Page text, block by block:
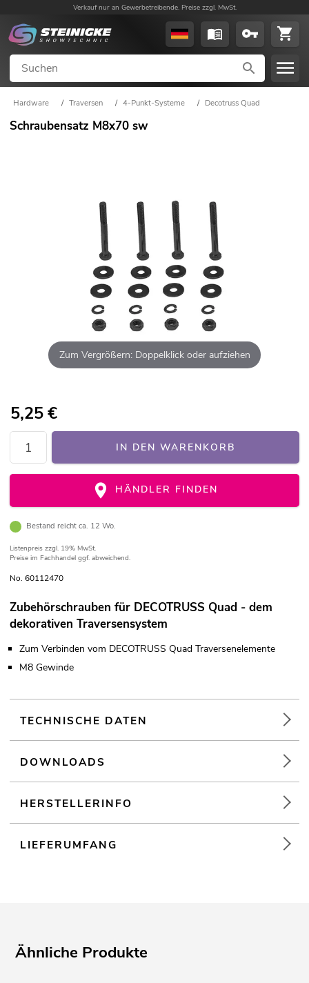
Verkauf nur an Gewerbetreibende. Preise zzgl. MwSt.
Hardware / Traversen / 4-Punkt-Systeme / Decotruss Quad
Schraubensatz M8x70 sw
Zum Vergrößern: Doppelklick oder aufziehen
5,25€
IN DEN WARENKORB
HÄNDLER FINDEN
Bestand reicht ca. 12 Wo.
Listenpreis zzgl. 19% MwSt.
Preise im Fachhandel ggf. abweichend.
No. 60112470
Zubehörschrauben für DECOTRUSS Quad - dem
dekorativen Traversensystem
Zum Verbinden vom DECOTRUSS Quad Traversenelemente
M8 Gewinde
TECHNISCHE DATEN
DOWNLOADS
HERSTELLERINFO
LIEFERUMFANG
Ähnliche Produkte